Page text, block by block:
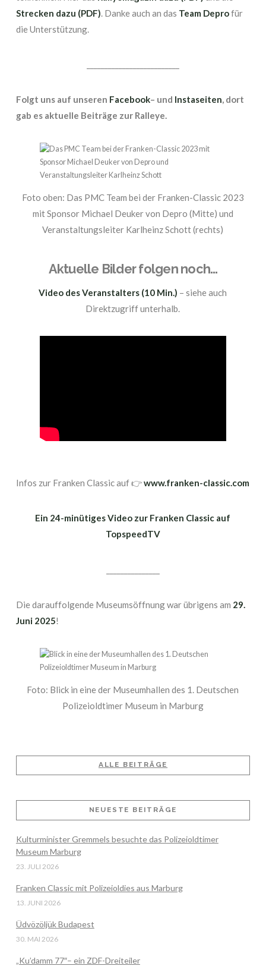
Strecken dazu (PDF) . Danke auch an das Team Deprofür
die Unterstützung.
Folgt uns auf unseren Facebook– und Instaseiten, dort
gab es aktuelle Beiträge zur Ralleye.
Foto oben: Das PMC Team bei der Franken-Classic 2023
mit Sponsor Michael Deuker von Depro (Mitte) und
Veranstaltungsleiter Karlheinz Schott (rechts)
Aktuelle Bilder folgen noch…
Video des Veranstalters (10 Min.) – siehe auch
Direktzugriff unterhalb.
Infos zur Franken Classic auf 👉www.franken-classic.com
Ein 24-minütiges Video zur Franken Classic auf
TopspeedTV
Die darauffolgende Museumsöffnung war übrigens am 29.
Juni 2025!
Foto: Blick in eine der Museumhallen des 1. Deutschen
Polizeioldtimer Museum in Marburg
ALLE BEITRÄGE
NEUESTE BEITRÄGE
Kulturminister Gremmels besuchte das Polizeioldtimer
Museum Marburg
23. JULI 2026
Franken Classic mit Polizeioldies aus Marburg
13. JUNI 2026
Üdvözöljük Budapest
30. MAI 2026
„Ku’damm 77″– ein ZDF-Dreiteiler